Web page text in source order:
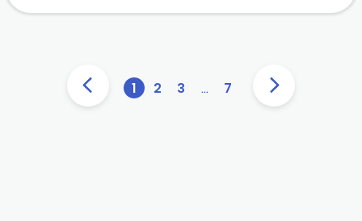
1 2 3 … 7